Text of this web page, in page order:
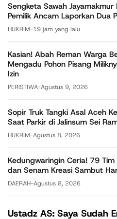
Sengketa Sawah
Pemilik Ancam Laporkan Dua
HUKRIM-19 jam yang lalu
Kasian! Abah Reman Warga
Mengadu Pohon Pisang
Izin
PERISTIWA-Agustus 9, 2026
Sopir Truk Tangki Asal Aceh
Saat Parkir di Jalinsum Sei
HUKRIM-Agustus 8, 2026
Kedungwaringin Ceria! 79 Tim
dan Senam Kreasi Sambut
DAERAH-Agustus 8, 2026
Ustadz AS: Saya Sudah